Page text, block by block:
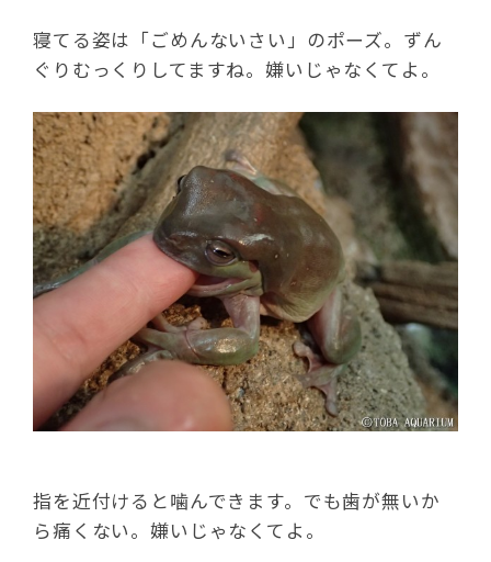
寝てる姿は「ごめんないさい」のポーズ。ずん
ぐりむっくりしてますね。嫌いじゃなくてよ。
指を近付けると噛んできます。でも歯が無いか
ら痛くない。嫌いじゃなくてよ。